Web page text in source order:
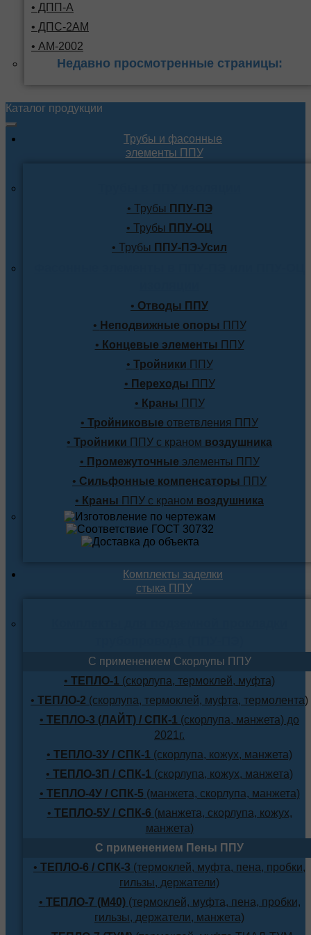
• ДПП-А
• ДПС-2АМ
• АМ-2002
Недавно просмотренные страницы:
Каталог продукции
Трубы и фасонные
элементы ППУ
• Трубы ППУ-ПЭ
• Трубы ППУ-ОЦ
• Трубы ППУ-ПЭ-Усил
• Отводы ППУ
• Неподвижные опоры ППУ
• Концевые элементы ППУ
• Тройники ППУ
• Переходы ППУ
• Краны ППУ
• Тройниковые ответвления ППУ
• Тройники ППУ с краном воздушника
• Промежуточные элементы ППУ
• Сильфонные компенсаторы ППУ
• Краны ППУ с краном воздушника
Комплекты заделки
стыка ППУ
С применением Скорлупы ППУ
• ТЕПЛО-1 (скорлупа, термоклей, муфта)
• ТЕПЛО-2 (скорлупа, термоклей, муфта, термолента)
• ТЕПЛО-3 (ЛАЙТ) / СПК-1 (скорлупа, манжета) до
2021г.
• ТЕПЛО-3У / СПК-1 (скорлупа, кожух, манжета)
• ТЕПЛО-3П / СПК-1 (скорлупа, кожух, манжета)
• ТЕПЛО-4У / СПК-5 (манжета, скорлупа, манжета)
• ТЕПЛО-5У / СПК-6 (манжета, скорлупа, кожух,
манжета)
С применением Пены ППУ
• ТЕПЛО-6 / СПК-3 (термоклей, муфта, пена, пробки,
гильзы, держатели)
• ТЕПЛО-7 (М40)(термоклей, муфта, пена, пробки,
гильзы, держатели, манжета)